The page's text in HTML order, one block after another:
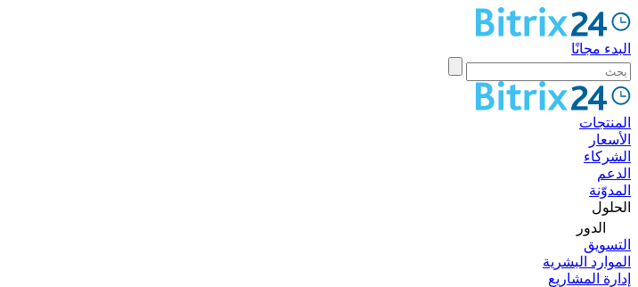
البدء مجانًا
المنتجات
الأسعار
الشركاء
الدعم
المدوّنة
الحلول
الدور
التسويق
الموارد البشرية
إدارة المشاريع